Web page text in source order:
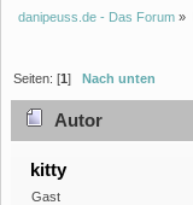
danipeuss.de - Das Forum »
Seiten: [1] Nach unten
Autor
kitty
Gast